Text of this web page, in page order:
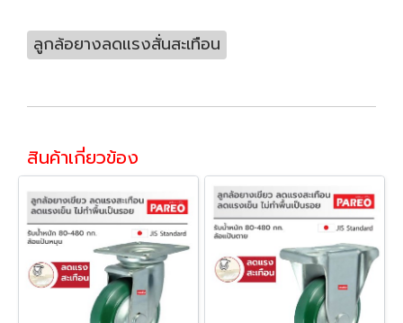
ลูกล้อยางลดแรงสั่นสะเทือน
สินค้าเกี่ยวข้อง